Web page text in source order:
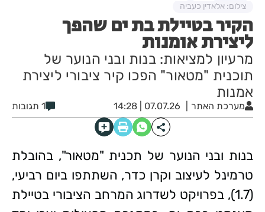
הקיר בטיילת בת ים שהפך
ליצירת אומנות
מרעיון למציאות: בנות ובני הנוער של
תוכנית "מטאור" הפכו קיר ציבורי ליצירת
אמנות
מערכת האתר 07.07.26 | 14:28 1 תגובות
צילום: אלאדין כעביה
בנות ובני הנוער של תכנית "מטאור", בהובלת
טרמינל לעיצוב וקרן כדר, השתתפו ביום רביעי,
(1.7), בפרויקט לשדרוג המרחב הציבורי בטיילת